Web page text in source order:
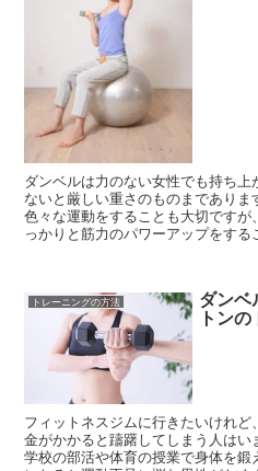
ダンベルは力のない女性でも持ち
ないと厳しい重さのものまであり
色々な運動をすることも大切です
っかりと筋力のパワーアップをす
トレーニングの方法 ダンベ
トン
フィットネスジムに行きたいけれ
金がかかると躊躇してしまう人は
学校の部活や体育の授業で身体を